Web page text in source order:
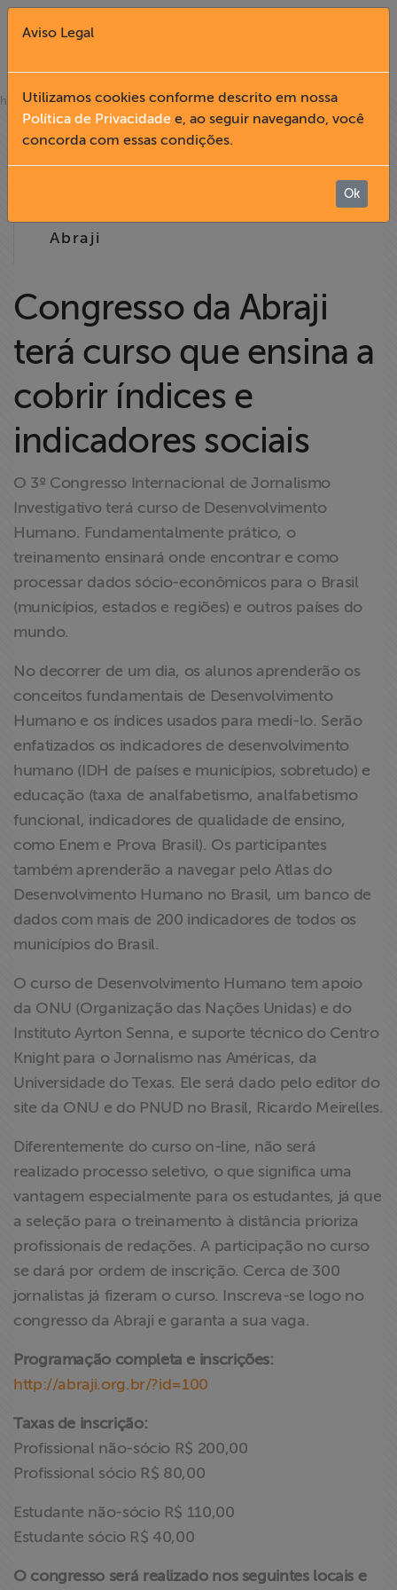
Fechar X
English
Institucional
Formação
Acesso à
Informação
Liberdade de
Expressão
Projetos
Proteção Legal
e Litigância
Documentários
Notícias
Associe-se
Doe para
ABRAJI
>> Conteúdo
exclusivo para
associados
Assine a nossa
newsletter
home»notícias
15.04
Abraji
Congresso da Abraji
terá curso que ensina a
cobrir índices e
indicadores sociais
O 3º Congresso Internacional de Jornalismo
Investigativo terá curso de Desenvolvimento
Humano. Fundamentalmente prático, o
treinamento ensinará onde encontrar e como
processar dados sócio-econômicos para o Brasil
(municípios, estados e regiões) e outros países do
mundo.
No decorrer de um dia, os alunos aprenderão os
conceitos fundamentais de Desenvolvimento
Humano e os índices usados para medi-lo. Serão
enfatizados os indicadores de desenvolvimento
humano (IDH de países e municípios, sobretudo) e
educação (taxa de analfabetismo, analfabetismo
funcional, indicadores de qualidade de ensino,
como Enem e Prova Brasil). Os participantes
também aprenderão a navegar pelo Atlas do
Desenvolvimento Humano no Brasil, um banco de
dados com mais de 200 indicadores de todos os
municípios do Brasil.
O curso de Desenvolvimento Humano tem apoio
da ONU (Organização das Nações Unidas) e do
Instituto Ayrton Senna, e suporte técnico do Centro
Knight para o Jornalismo nas Américas, da
Universidade do Texas. Ele será dado pelo editor do
site da ONU e do PNUD no Brasil, Ricardo Meirelles.
Diferentemente do curso on-line, não será
realizado processo seletivo, o que significa uma
vantagem especialmente para os estudantes, já que
a seleção para o treinamento à distância prioriza
profissionais de redações. A participação no curso
se dará por ordem de inscrição. Cerca de 300
jornalistas já fizeram o curso. Inscreva-se logo no
congresso da Abraji e garanta a sua vaga.
Programação completa e inscrições:
http://abraji.org.br/?id=100
Taxas de inscrição:
Profissional não-sócio R$ 200,00
Profissional sócio R$ 80,00
Estudante não-sócio R$ 110,00
Estudante sócio R$ 40,00
O congresso será realizado nos seguintes locais e
Aviso Legal
Utilizamos cookies conforme descrito em nossa
Política de Privacidade e, ao seguir navegando, você
concorda com essas condições.
Ok